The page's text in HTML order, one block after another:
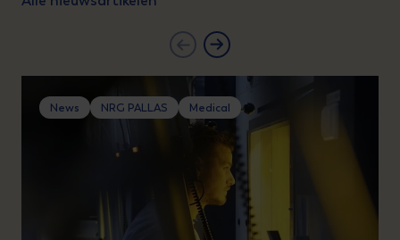
News NRG PALLAS Medical